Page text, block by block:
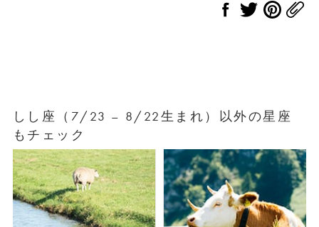
しし座（7/23 – 8/22生まれ）以外の星座
もチェック